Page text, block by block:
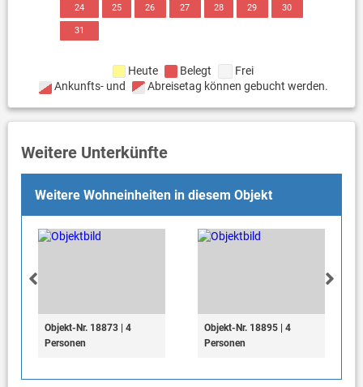
24 25 26 27 28 29 30
31
Heute Belegt
Frei
Ankunfts- und
Abreisetag können gebucht werden.
Weitere Unterkünfte
Weitere Wohneinheiten in diesem Objekt
Objekt-Nr. 18873 | 4
Personen
Objekt-Nr. 18895 | 4
Personen